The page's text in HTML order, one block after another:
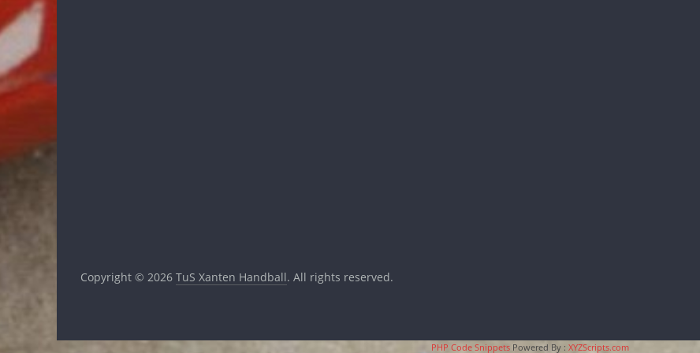
Copyright © 2026 TuS Xanten Handball. All rights reserved.
PHP Code SnippetsPowered By : XYZScripts.com